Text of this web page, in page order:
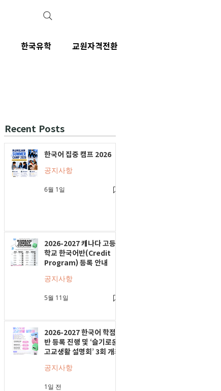
Recent Posts
한국어 집중 캠프 2026
공지사항
6월 1일
2026-2027 캐나다 고등
학교 한국어반(Credit
Program) 등록 안내
공지사항
5월 11일
2026-2027 한국어 학점
반 등록 진행 및 ‘슬기로운
고교생활 설명회’ 3회 개최
공지사항
1일 전
한국유학 교원자격전환